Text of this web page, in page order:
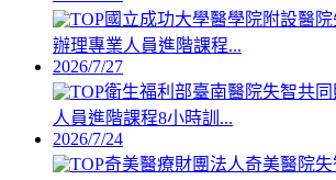
國立成功大學醫學院附設醫
辦理專業人員進階課程...
2026/7/27
衛生福利部臺南醫院失智共
人員進階課程8小時訓...
2026/7/24
奇美醫療財團法人奇美醫院